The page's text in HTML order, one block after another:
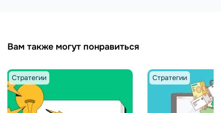
Вам также могут понравиться
Стратегии Стратегии